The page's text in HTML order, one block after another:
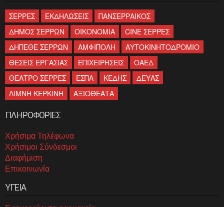
ΣΕΡΡΕΣ ΕΚΔΗΛΩΣΕΙΣ
ΠΑΝΣΕΡΡΑΙΚΟΣ
ΔΗΜΟΣ ΣΕΡΡΩΝ
ΟΙΚΟΝΟΜΙΑ
CINE ΣΕΡΡΕΣ
ΔΗΠΕΘΕ ΣΕΡΡΩΝ
ΑΜΦΙΠΟΛΗ
ΑΥΤΟΚΙΝΗΤΟΔΡΟΜΙΟ
ΘΕΣΕΙΣ ΕΡΓΑΣΙΑΣ
ΕΠΙΧΕΙΡΗΣΕΙΣ
ΟΑΕΔ
ΘΕΑΤΡΟ ΣΕΡΡΕΣ
ΕΣΠΑ ΚΕΔΗΣ
ΔΕΥΑΣ
ΛΙΜΝΗ ΚΕΡΚΙΝΗ
ΑΞΙΟΘΕΑΤΑ
ΠΛΗΡΟΦΟΡΙΕΣ
Χρήσιμα Τηλέφωνα
Χρήσιμοι Σύνδεσμοι
Διαφήμιση
Επικοινωνία
ΥΓΕΙΑ